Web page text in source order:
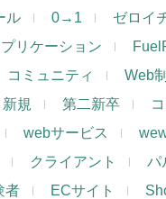
ル 0→1 ゼロイ
リケーション
コミュニティ Web
新規 第二新卒
webサービス
クライアント パ
者 ECサイト